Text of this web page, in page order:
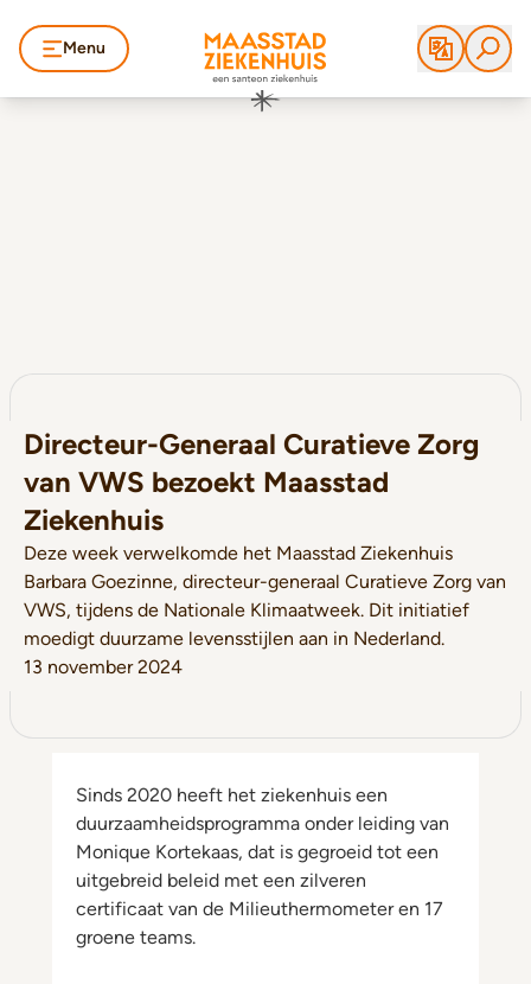
Menu
Directeur-Generaal Curatieve Zorg
van VWS bezoekt Maasstad
Ziekenhuis
Deze week verwelkomde het Maasstad Ziekenhuis
Barbara Goezinne, directeur-generaal Curatieve Zorg van
VWS, tijdens de Nationale Klimaatweek. Dit initiatief
moedigt duurzame levensstijlen aan in Nederland.
13 november 2024
Sinds 2020 heeft het ziekenhuis een
duurzaamheidsprogramma onder leiding van
Monique Kortekaas, dat is gegroeid tot een
uitgebreid beleid met een zilveren
certificaat van de Milieuthermometer en 17
groene teams.